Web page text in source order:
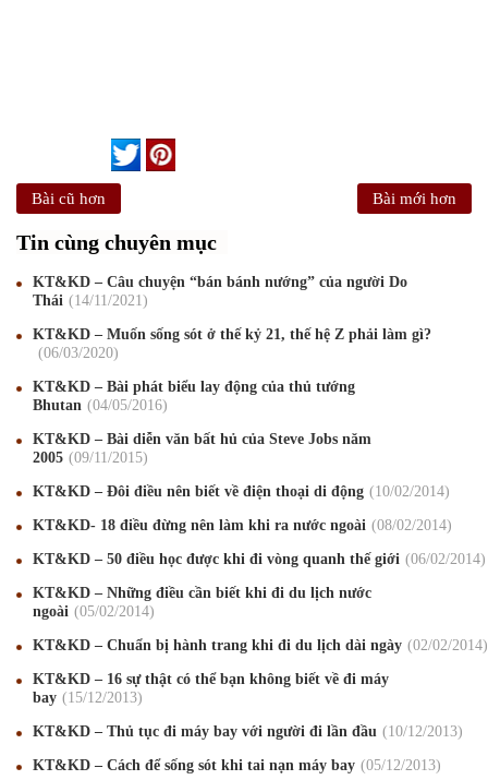
Bài cũ hơn Bài mới hơn
Tin cùng chuyên mục
KT&KD – Câu chuyện “bán bánh nướng” của người Do
Thái
14/11 /2021
KT&KD – Muốn sống sót ở thế kỷ 21, thế hệ Z phải làm gì?
06/03/2020
KT&KD – Bài phát biểu lay động của thủ tướng
Bhutan
04/05/2016
KT&KD – Bài diễn văn bất hủ của Steve Jobs năm
2005
09/11 /2015
KT&KD – Đôi điều nên biết về điện thoại di động 10/02/2014
KT&KD- 18 điều đừng nên làm khi ra nước ngoài 08/02/2014
KT&KD – 50 điều học được khi đi vòng quanh thế giới 06/02/2014
KT&KD – Những điều cần biết khi đi du lịch nước
ngoài
05/02/2014
KT&KD – Chuẩn bị hành trang khi đi du lịch dài ngày 02/02/2014
KT&KD – 16 sự thật có thể bạn không biết về đi máy
bay
15/12/2013
KT&KD – Thủ tục đi máy bay với người đi lần đầu 10/12/2013
KT&KD – Cách để sống sót khi tai nạn máy bay 05/12/2013
Mừng Xuân Canh Tý 2020
Chúc mừng Giáng sinh và Năm mới 2020 24/12/2019
Mừng Xuân Kỷ Hợi 2019 03/02/2019
Chúc mừng Giáng sinh và Năm mới 2019 22 /12/2018
Mừng Xuân Bính Ngọ 2026 15/02 /2026
Chúc mừng Giáng sinh và Năm mới 2026 24/12/2025
Chúc mừng Giáng sinh và Năm mới 2025 24/12/2024